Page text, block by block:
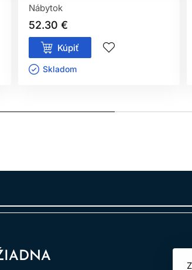
Nábytok
52.30 €
Kúpiť
Skladom ㅤ